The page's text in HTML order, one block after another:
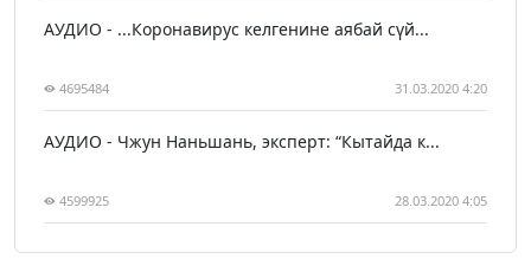
АУДИО - ...Коронавирус келгенине аябай сүй...
4695484 31.03.2020 4:20
АУДИО - Чжун Наньшань, эксперт: “Кытайда к...
4599925 28.03.2020 4:05